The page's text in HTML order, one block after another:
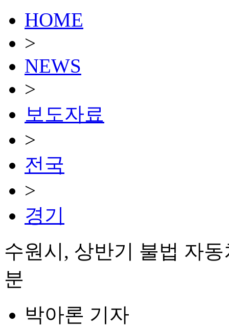
HOME
>
NEWS
>
보도자료
>
전국
>
경기
수원시, 상반기 불법 자
분
박아론 기자